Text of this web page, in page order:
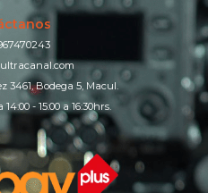
3461, Bodega 5, Macul.
- 15:00 a 16:30hrs.